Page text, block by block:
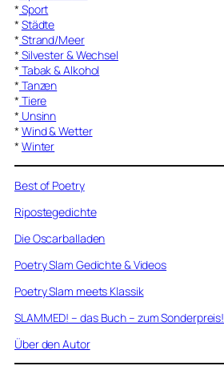
* Sport
* Städte
* Strand/Meer
* Silvester & Wechsel
* Tabak & Alkohol
* Tanzen
* Tiere
* Unsinn
* Wind & Wetter
* Winter
Best of Poetry
Ripostegedichte
Die Oscarballaden
Poetry Slam Gedichte & Videos
Poetry Slam meets Klassik
SLAMMED! – das Buch – zum Sonderpreis!
Über den Autor